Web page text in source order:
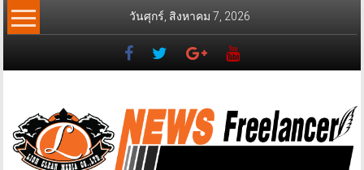
Skip
to
วันศุกร์, สิงหาคม 7, 2026
News
Freelancer